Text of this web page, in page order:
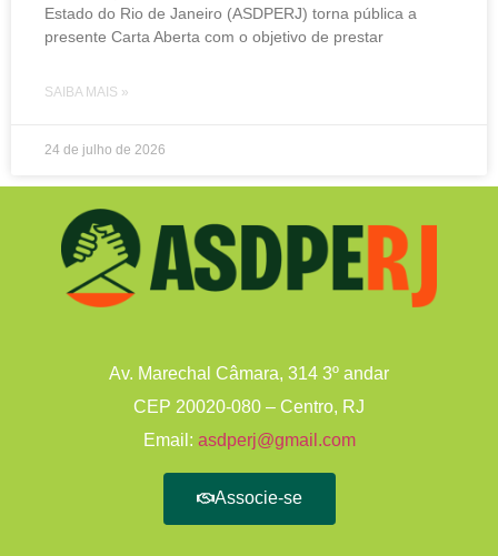
Estado do Rio de Janeiro (ASDPERJ) torna pública a
presente Carta Aberta com o objetivo de prestar
SAIBA MAIS »
24 de julho de 2026
Av. Marechal Câmara, 314 3º andar
CEP 20020-080 – Centro, RJ
Email: asdperj@gmail.com
Associe-se